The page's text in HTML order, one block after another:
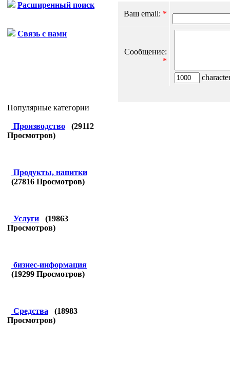
Расширенный поиск
Связь с нами
Популярные категории
Производство (29112
Просмотров)
Продукты, напитки
(27816 Просмотров)
Услуги (19863
Просмотров)
бизнес-информация
(19299 Просмотров)
Средства (18983
Просмотров)
Ваш email: *
Сообщение:
*